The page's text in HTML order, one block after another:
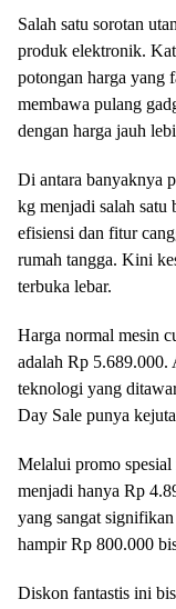
Salah satu sorotan
produk elektronik.
potongan harga yang
membawa pulang
dengan harga jauh
Di antara banyaknya
kg menjadi salah
efisiensi dan fitur
rumah tangga. Kini
terbuka lebar.
Harga normal mesin
adalah Rp 5.689.000.
teknologi yang
Day Sale punya
Melalui promo
menjadi hanya Rp
yang sangat
hampir Rp 800.000
Diskon fantastis ini